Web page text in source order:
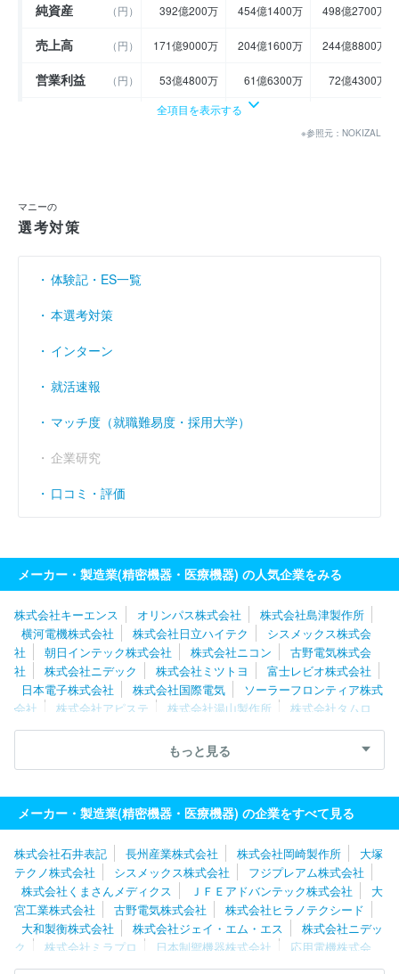
純資産 （円） 392億200万 454億1400万 498億2700万
売上高 （円） 171億9000万 204億1600万 244億8800万
営業利益 （円） 53億4800万 61億6300万 72億4300万
56億7900万
売上伸び率
営業利益率 （％） 31.11 30.19 29.58
経常利益率 （％）
全項目を表示する
※参照元：NOKIZAL
マニーの
選考対策
体験記・ES一覧
本選考対策
インターン
就活速報
マッチ度（就職難易度・採用大学）
企業研究
口コミ・評価
メーカー・製造業(精密機器・医療機器) の人気企業をみる
株式会社キーエンス オリンパス株式会社
株式会社島津製作所
横河電機株式会社
株式会社日立ハイテク
シスメックス株式会
社
朝日インテック株式会社 株式会社ニコン
古野電気株式会
社
株式会社ニデック 株式会社ミツトヨ
富士レビオ株式会社
日本電子株式会社
株式会社国際電気
ソーラーフロンティア株式
会社
株式会社アピステ 株式会社湯山製作所
株式会社タムロ
ン
日機装株式会社 ＳＢカワスミ株式会社
株式会社トプコン
三星ダイヤモンド工業株式会社
ＳＵＳ株式会
社
会社
もっと見る
メーカー・製造業(精密機器・医療機器) の企業をすべて見る
株式会社石井表記 長州産業株式会社 株式会社岡崎製作所
大塚
テクノ株式会社
シスメックス株式会社
フジプレアム株式会社
株式会社くまさんメディクス
ＪＦＥアドバンテック株式会社
大
宮工業株式会社
古野電気株式会社
株式会社ヒラノテクシード
大和製衡株式会社
株式会社ジェイ・エム・エス
株式会社ニデッ
ク
株式会社ミラプロ 日本制禦機器株式会社
応用電機株式会
社
メニックス株式会社 日置電機株式会社 アドバンス電気工業